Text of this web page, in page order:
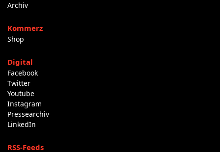
Archiv
Kommerz
Shop
Digital
Facebook
Twitter
Youtube
Instagram
Pressearchiv
LinkedIn
RSS-Feeds